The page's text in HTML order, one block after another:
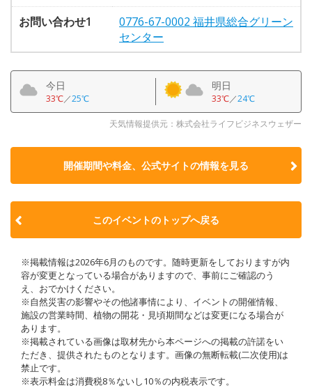
お問い合わせ1
0776-67-0002 福井県総合グリーン
センター
今日
33℃／25℃
明日
33℃／24℃
天気情報提供元：株式会社ライフビジネスウェザー
開催期間や料金、公式サイトの情報を見る
このイベントのトップへ戻る
※掲載情報は2026年6月のものです。随時更新をしておりますが内
容が変更となっている場合がありますので、事前にご確認のう
え、おでかけください。
※自然災害の影響やその他諸事情により、イベントの開催情報、
施設の営業時間、植物の開花・見頃期間などは変更になる場合が
あります。
※掲載されている画像は取材先から本ページへの掲載の許諾をい
ただき、提供されたものとなります。画像の無断転載(二次使用)は
禁止です。
※表示料金は消費税8％ないし10％の内税表示です。